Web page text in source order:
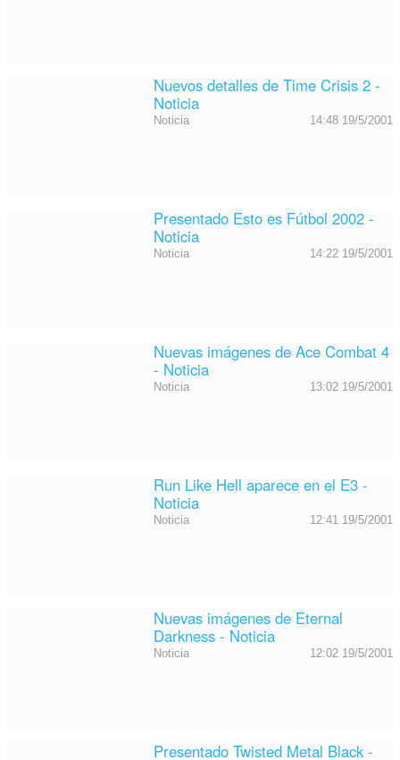
Nuevos detalles de Time Crisis 2 -
Noticia
Noticia 14:48 19/5/2001
Presentado Esto es Fútbol 2002 -
Noticia
Noticia 14:22 19/5/2001
Nuevas imágenes de Ace Combat 4
- Noticia
Noticia 13:02 19/5/2001
Run Like Hell aparece en el E3 -
Noticia
Noticia 12:41 19/5/2001
Nuevas imágenes de Eternal
Darkness - Noticia
Noticia 12:02 19/5/2001
Presentado Twisted Metal Black -